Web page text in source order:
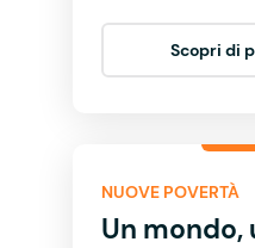
Scopri di
NUOVE POVERTÀ
Un mondo,